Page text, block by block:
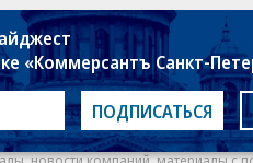
«Коммерсантъ Санкт-
ПОДПИСАТЬСЯ